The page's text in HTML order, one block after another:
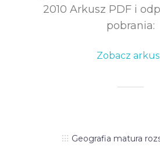
2010 Arkusz PDF i
pobrania:
Zobacz
Geografia matura